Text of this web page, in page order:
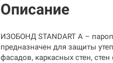
Описание
ИЗОБОНД STANDART A –
предназначен для защиты
фасадов, каркасных стен,